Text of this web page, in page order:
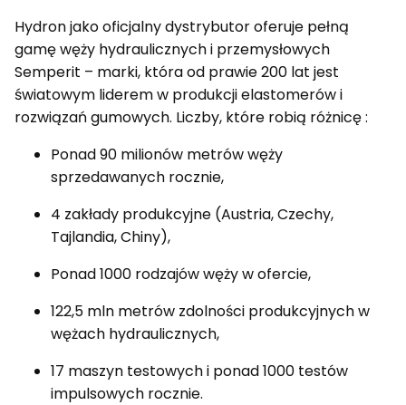
Hydron jako oficjalny dystrybutor oferuje pełną
gamę węży hydraulicznych i przemysłowych
Semperit – marki, która od prawie 200 lat jest
światowym liderem w produkcji elastomerów i
rozwiązań gumowych. Liczby, które robią różnicę :
Ponad 90 milionów metrów węży
sprzedawanych rocznie,
4 zakłady produkcyjne (Austria, Czechy,
Tajlandia, Chiny),
Ponad 1000 rodzajów węży w ofercie,
122,5 mln metrów zdolności produkcyjnych w
wężach hydraulicznych,
17 maszyn testowych i ponad 1000 testów
impulsowych rocznie.